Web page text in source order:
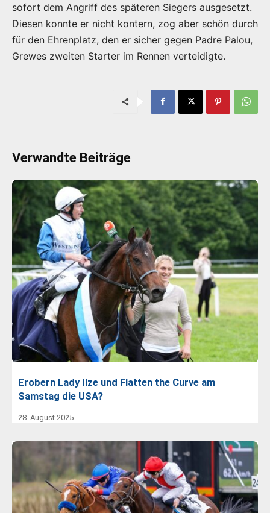
sofort dem Angriff des späteren Siegers ausgesetzt.
Diesen konnte er nicht kontern, zog aber schön durch
für den Ehrenplatz, den er sicher gegen Padre Palou,
Grewes zweiten Starter im Rennen verteidigte.
Verwandte Beiträge
Erobern Lady Ilze und Flatten the Curve am
Samstag die USA?
28. August 2025